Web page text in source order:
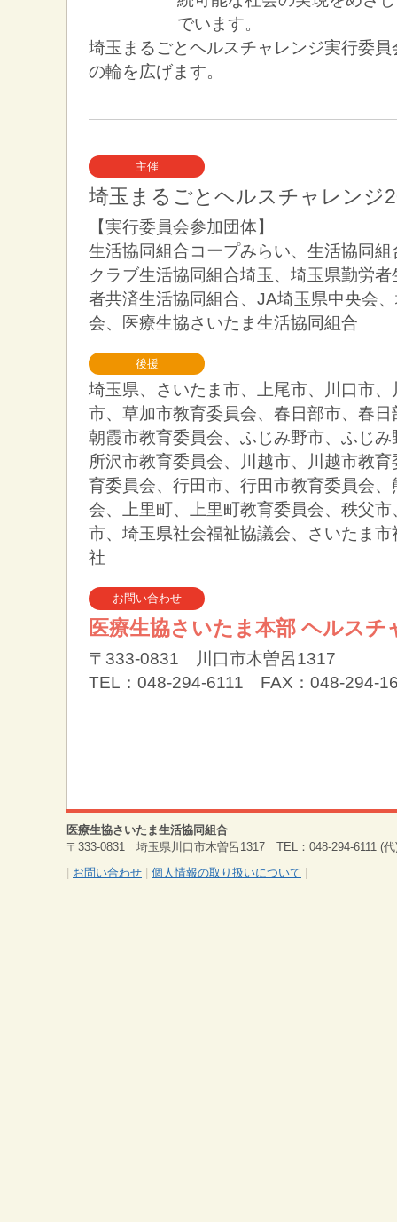
でいます。
埼玉まるごとヘルスチャレンジ実行委
の輪を広げます。
主催
埼玉まるごとヘルスチャレンジ
【実行委員会参加団体】
生活協同組合コープみらい、生活協同
クラブ生活協同組合埼玉、埼玉県勤労
者共済生活協同組合、JA埼玉県中央会
会、医療生協さいたま生活協同組合
後援
埼玉県、さいたま市、上尾市、川口市
市、草加市教育委員会、春日部市、春
朝霞市教育委員会、ふじみ野市、ふじ
所沢市教育委員会、川越市、川越市教
育委員会、行田市、行田市教育委員会
会、上里町、上里町教育委員会、秩父
市、埼玉県社会福祉協議会、さいたま
社
お問い合わせ
医療生協さいたま本部 ヘルスチ
〒333-0831 川口市木曽呂1317
TEL：048-294-6111 FAX：048-294-
医療生協さいたま生活協同組合
〒333-0831 埼玉県川口市木曽呂1317 TEL：048-294-6111 (
お問い合わせ 個人情報の取り扱いについて